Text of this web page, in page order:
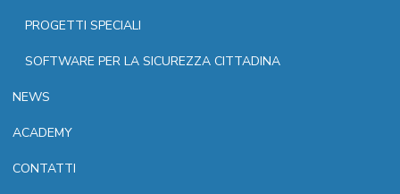
PROGETTI SPECIALI
SOFTWARE PER LA SICUREZZA CITTADINA
NEWS
ACADEMY
CONTATTI